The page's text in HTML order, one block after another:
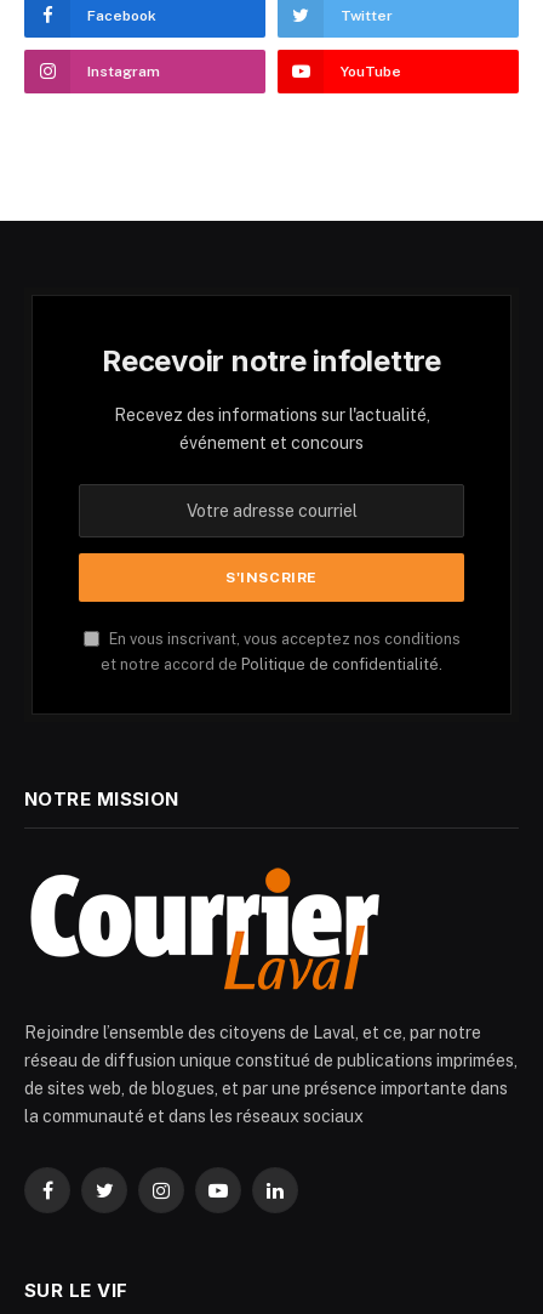
Facebook Twitter
Instagram YouTube
Recevoir notre infolettre
Recevez des informations sur l'actualité,
événement et concours
En vous inscrivant, vous acceptez nos conditions
et notre accord de Politique de confidentialité.
NOTRE MISSION
Rejoindre l’ensemble des citoyens de Laval, et ce, par notre
réseau de diffusion unique constitué de publications imprimées,
de sites web, de blogues, et par une présence importante dans
la communauté et dans les réseaux sociaux
FacebookTwitterInstagramYouTubeLinkedIn
SUR LE VIF